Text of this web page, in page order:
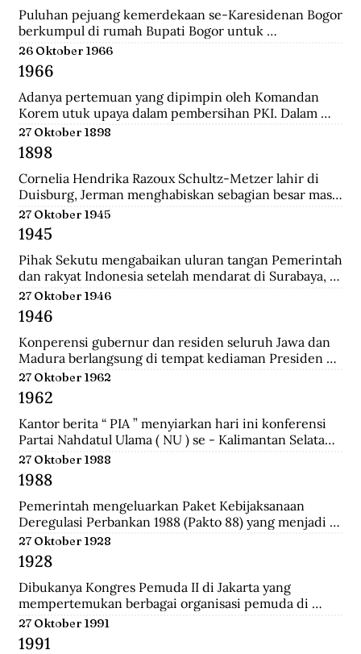
Puluhan pejuang kemerdekaan se-Karesidenan Bogor
berkumpul di rumah Bupati Bogor untuk
menyepakati gedung di Jalan Cikeumeuh sebagai
Museum Perjoangan.
26 Oktober 1966
1966
Adanya pertemuan yang dipimpin oleh Komandan
Korem utuk upaya dalam pembersihan PKI. Dalam
pertemuan ini mengubah jumlah wakil dari kedua
golongan yakni 27 dari Golongan Politik dan 21 dari
Golongan Karya.
27 Oktober 1898
1898
Cornelia Hendrika Razoux Schultz-Metzer lahir di
Duisburg, Jerman menghabiskan sebagian besar masa
kecilnya di Arnhem. Dia mengenyam pendidikan di
Kweekschool untuk menjadi guru. Keputusan
Pemerintah Kolonial untuk mengangkat Cornelia
sebagai anggota Dewan Rakyat memancing protes
para perempuan Indonesia.  Para perempuan
menginginkan seorang wakil perempuan Indonesia di
Volksraad. Tapi alih-alih memilih perempuan
Indonesia, pemerintah Belanda menunjuk seorang
perempuan Belanda yang aktif di organisasi
perempuan sayap IEV.
27 Oktober 1945
1945
Pihak Sekutu mengabaikan uluran tangan Pemerintah
dan rakyat Indonesia setelah mendarat di Surabaya,
dan menyerbu penjara Republik untuk membebaskan
perwira-perwira Sekutu dan pegawai RAPWI (Relief
of Allied Prisoners of War and Internees) yang
ditawan Republik.
27 Oktober 1946
1946
Konperensi gubernur dan residen seluruh Jawa dan
Madura berlangsung di tempat kediaman Presiden
Sukarno hari ini di Yogyakarta. Konperensi
membicarakan masalah kerjasama yang lebih erat
antara pemerintah dan pihak swasta.a setelah
mendarat di Surabaya, dan menyerbu penjara
Republik untuk membebaskan perwira-perwira
Sekutu dan pegawai RAPWI (Relief of Allied Prisoners
of War and Internees) yang ditawan Republik.
27 Oktober 1962
1962
Kantor berita “ PIA ” menyiarkan hari ini konferensi
Partai Nahdatul Ulama ( NU ) se - Kalimantan Selatan
meminta kepada Presiden Sukarno supaya mengubah
status Keadaan Darurat Militer menjadi Keadaan
Darurat Sipil di Kalsel.
27 Oktober 1988
1988
Pemerintah mengeluarkan Paket Kebijaksanaan
Deregulasi Perbankan 1988 (Pakto 88) yang menjadi
titik balik dari berbagai kebijaksanaan penertiban
perbankan 1971-1972. Salah satu fundamental dalam
dalam Pakto 88 adalah perijinan untuk bank devisa
yang hanya mensyaratkan tingkat kesehatan dan aset
bank telah mencapai minimal Rp. 100 juta.
27 Oktober 1928
1928
Dibukanya Kongres Pemuda II di Jakarta yang
mempertemukan berbagai organisasi pemuda di
seluruh Hindia Belanda. Dari kongres ini melahirkan
Sumpah Pemuda.
27 Oktober 1991
1991